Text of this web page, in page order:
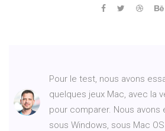
Pour le test, nous avons
quelques jeux Mac, avec la
pour comparer. Nous avons
sous Windows, sous Mac